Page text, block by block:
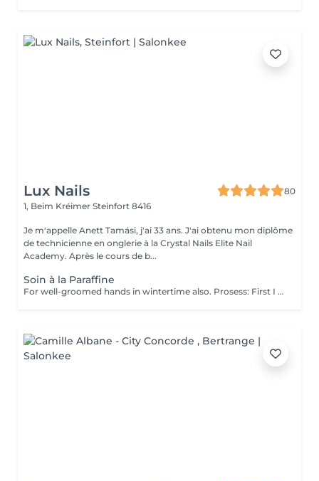
Lux Nails
80
1, Beim Kréimer Steinfort 8416
Je m'appelle Anett Tamási, j'ai 33 ans. J'ai obtenu mon diplôme
de technicienne en onglerie à la Crystal Nails Elite Nail
Academy. Après le cours de b...
Soin à la Paraffine
For well-groomed hands in wintertime also. Prosess: First I use coconut sugar scrub and remove the dead skin cells. This helps the materials get deeper. I massage the skin with a nourishing, vitamin cream, which has a blood circulation-enhancing effect and contains a lot of useful ingredients. I dip your hands in warm paraffin twice, put on a nylon and then a comfortable terry gloves and you can relax for 10-15 minutes. When the time expired, I remove the paraffin and you can enjoy beautiful, fresh, elastic skin that will be more resistant to the harmful effects of the environment. The service can be make after a manicure or gel polish, or separately. Give it a try, you won't regret it!